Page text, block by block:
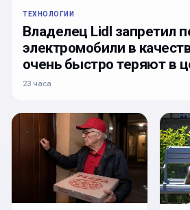
ТЕХНОЛОГИИ
Владелец Lidl запретил
электромобили в
очень быстро теряют в
23 часа